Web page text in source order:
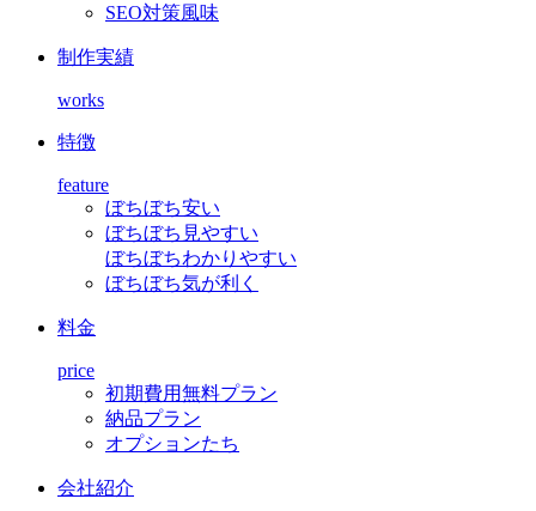
SEO対策風味
制作実績
works
特徴
feature
ぼちぼち安い
ぼちぼち見やすい
ぼちぼちわかりやすい
ぼちぼち気が利く
料金
price
初期費用無料プラン
納品プラン
オプションたち
会社紹介